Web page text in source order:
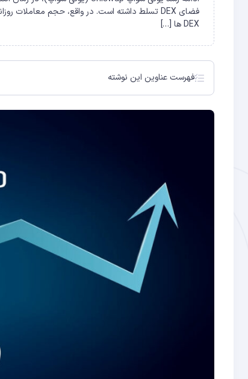
DEX ها […]
فهرست عناوین این نوشته
Uniswap V3